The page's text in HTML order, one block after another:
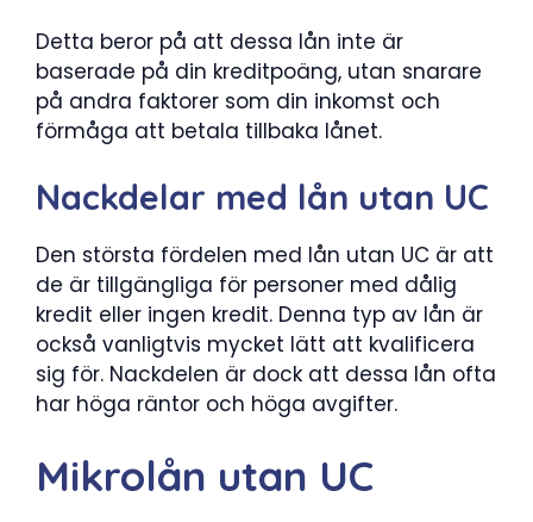
Detta beror på att dessa lån inte är
baserade på din kreditpoäng, utan snarare
på andra faktorer som din inkomst och
förmåga att betala tillbaka lånet.
Nackdelar med lån utan UC
Den största fördelen med lån utan UC är att
de är tillgängliga för personer med dålig
kredit eller ingen kredit. Denna typ av lån är
också vanligtvis mycket lätt att kvalificera
sig för. Nackdelen är dock att dessa lån ofta
har höga räntor och höga avgifter.
Mikrolån utan UC